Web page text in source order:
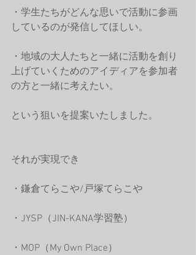
・学生たちがどんな思いで活動に参画
しているのが発信してほしい。
・地域の大人たちと一緒に活動を創り
上げていくためのアイディアを参加者
の方と一緒に考えたい。
という狙いを提案いたしました。
それが実現でき
・鎌倉てらこや/戸塚てらこや
・JYSP（JIN-KANA学習塾）
・MOP（My Own Place）